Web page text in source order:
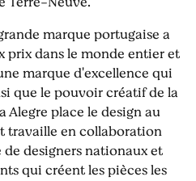
marque portugaise a
prix dans le monde entier et
marque d'excellence qui
que le pouvoir créatif de la
place le design au
en collaboration
designers nationaux et
qui créent les pièces les